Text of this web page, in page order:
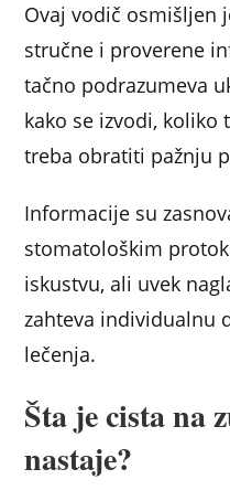
Ovaj vodič osmišljen
stručne i proverene
tačno podrazumeva
kako se izvodi, koliko
treba obratiti pažnju
Informacije su
stomatološkim
iskustvu, ali uvek
zahteva individualnu
lečenja.
Šta je cista na
nastaje?